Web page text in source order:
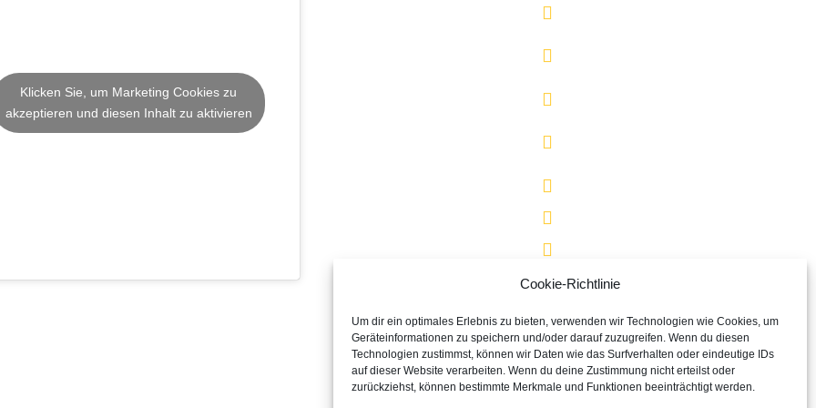
Cookie-Richtlinie
Um dir ein optimales Erlebnis zu bieten, verwenden wir Technologien wie Cookies, um
Geräteinformationen zu speichern und/oder darauf zuzugreifen. Wenn du diesen
Technologien zustimmst, können wir Daten wie das Surfverhalten oder eindeutige IDs
auf dieser Website verarbeiten. Wenn du deine Zustimmung nicht erteilst oder
zurückziehst, können bestimmte Merkmale und Funktionen beeinträchtigt werden.
Klicken Sie, um Marketing Cookies zu
akzeptieren und diesen Inhalt zu aktivieren
Smart Home
Förderung &
Finanzierung